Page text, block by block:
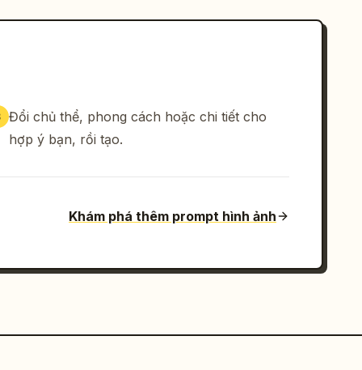
Đổi chủ thể, phong cách hoặc chi tiết cho
hợp ý bạn, rồi tạo.
Khám phá thêm prompt hình ảnh